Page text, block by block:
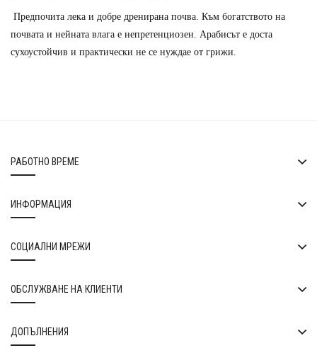
Предпочита лека и добре дренирана почва. Към богатството на
почвата и нейната влага е непретенциозен. Арабисът е доста
сухоустойчив и практически не се нуждае от грижи.
РАБОТНО ВРЕМЕ
ИНФОРМАЦИЯ
СОЦИАЛНИ МРЕЖИ
ОБСЛУЖВАНЕ НА КЛИЕНТИ
ДОПЪЛНЕНИЯ